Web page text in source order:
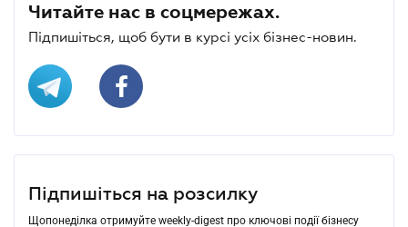
Читайте нас в соцмережах.
Підпишіться, щоб бути в курсі усіх бізнес-новин.
Підпишіться на розсилку
Щопонеділка отримуйте weekly-digest про ключові події бізнесу